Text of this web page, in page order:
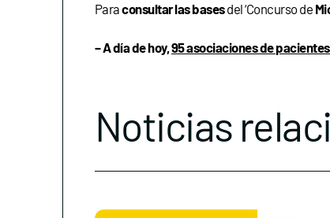
Paraconsultar las basesdel ‘Concurso de
– A día de hoy,95 asociaciones de
Noticias